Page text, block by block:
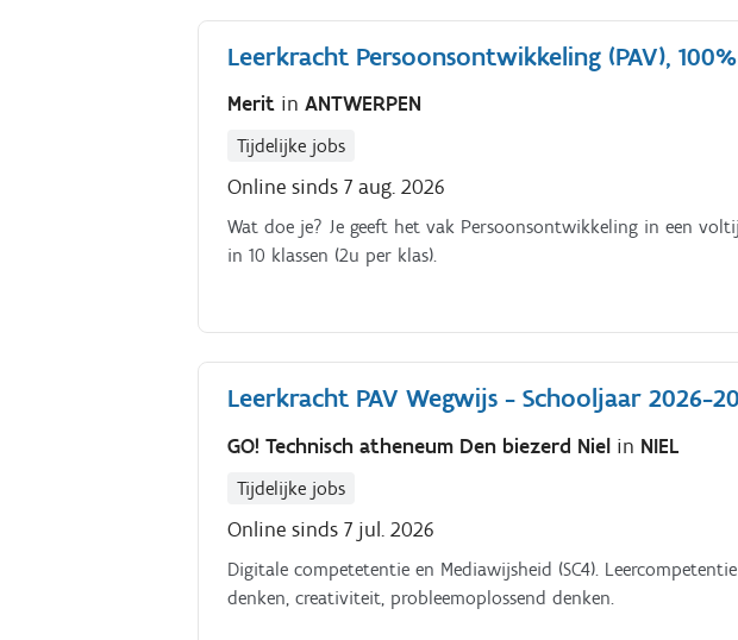
Leerkracht Persoonsontwikkeling (PAV), 100%
Merit inANTWERPEN
Tijdelijke jobs
Online sinds 7 aug. 2026
Wat doe je? Je geeft het vak Persoonsontwikkeling in een
in 10 klassen (2u per klas).
Leerkracht PAV Wegwijs - Schooljaar 2026-
GO! Technisch atheneum Den biezerd Niel in NIEL
Tijdelijke jobs
Online sinds 7 jul. 2026
Digitale competetentie en Mediawijsheid (SC4).
denken, creativiteit, probleemoplossend denken.